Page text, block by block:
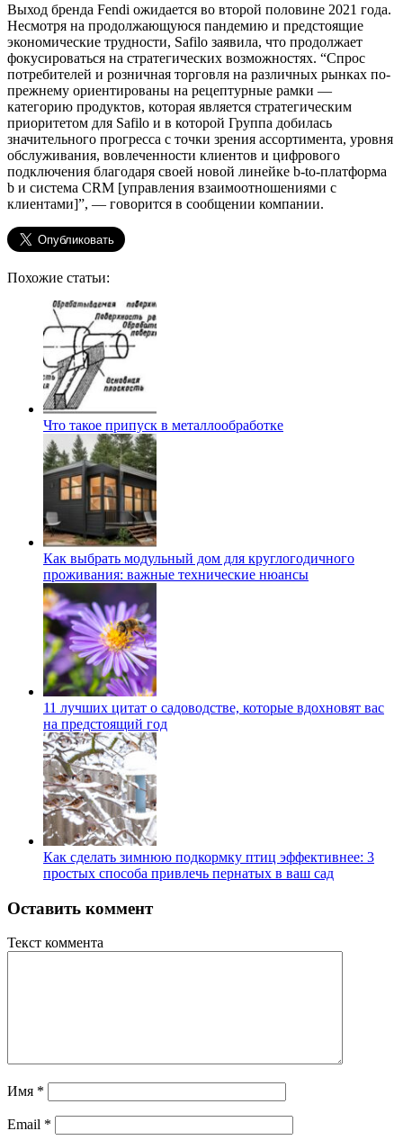
Выход бренда Fendi ожидается во второй половине 2021 года.
Несмотря на продолжающуюся пандемию и предстоящие
экономические трудности, Safilo заявила, что продолжает
фокусироваться на стратегических возможностях. “Спрос
потребителей и розничная торговля на различных рынках по-
прежнему ориентированы на рецептурные рамки —
категорию продуктов, которая является стратегическим
приоритетом для Safilo и в которой Группа добилась
значительного прогресса с точки зрения ассортимента, уровня
обслуживания, вовлеченности клиентов и цифрового
подключения благодаря своей новой линейке b-to-платформа
b и система CRM [управления взаимоотношениями с
клиентами]”, — говорится в сообщении компании.
Похожие статьи:
Что такое припуск в металлообработке
Как выбрать модульный дом для круглогодичного
проживания: важные технические нюансы
11 лучших цитат о садоводстве, которые вдохновят вас
на предстоящий год
Как сделать зимнюю подкормку птиц эффективнее: 3
простых способа привлечь пернатых в ваш сад
Оставить коммент
Текст коммента
Имя *
Email *